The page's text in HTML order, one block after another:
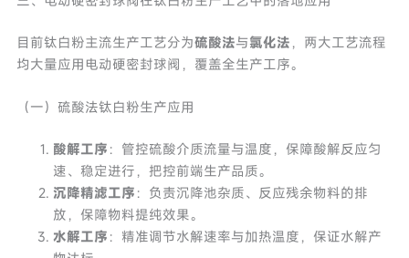
目前钛白粉主流生产工艺分为硫酸法与氯化法 ，两大工艺流程
均大量应用电动硬密封球阀，覆盖全生产工序。
（一）硫酸法钛白粉生产应用
酸解工序 ：管控硫酸介质流量与温度，保障酸解反应匀
速、稳定进行，把控前端生产品质。
沉降精滤工序 ：负责沉降池杂质、反应残余物料的排
放，保障物料提纯效果。
水解工序 ：精准调节水解速率与加热温度，保证水解产